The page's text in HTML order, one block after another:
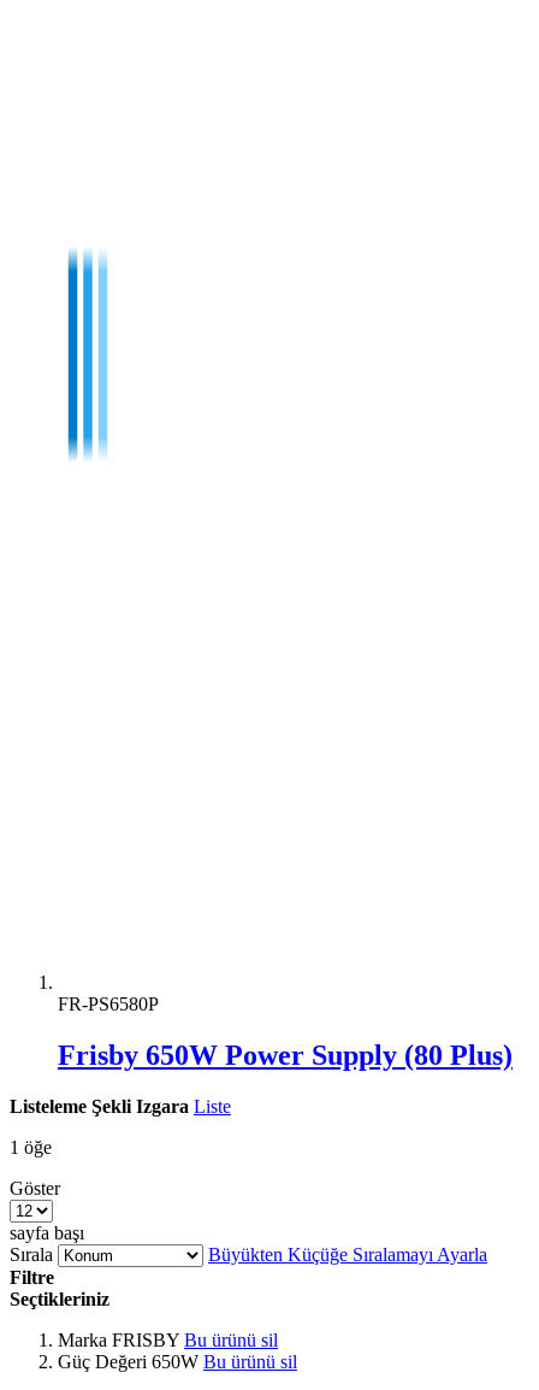
FR-PS6580P
Frisby 650W Power Supply (80 Plus)
Listeleme Şekli Izgara Liste
1 öğe
Göster
sayfa başı
Sırala
Büyükten Küçüğe Sıralamayı Ayarla
Filtre
Seçtikleriniz
Marka FRISBY Bu ürünü sil
Güç Değeri 650W Bu ürünü sil